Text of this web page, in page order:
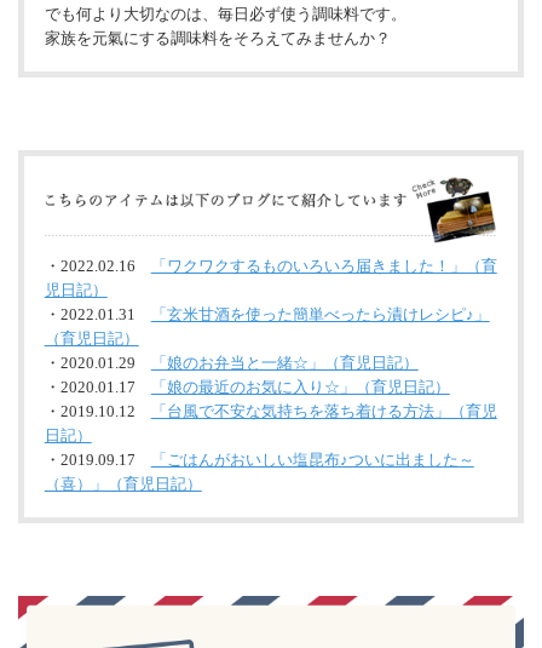
でも何より大切なのは、毎日必ず使う調味料です。
家族を元氣にする調味料をそろえてみませんか？
・2022.02.16
「ワクワクするものいろいろ届きました！」（育
児日記）
・2022.01.31
「玄米甘酒を使った簡単べったら漬けレシピ♪」
（育児日記）
・2020.01.29
「娘のお弁当と一緒☆」（育児日記）
・2020.01.17
「娘の最近のお気に入り☆」（育児日記）
・2019.10.12
「台風で不安な気持ちを落ち着ける方法」（育児
日記）
・2019.09.17
「ごはんがおいしい塩昆布♪ついに出ました～
（喜）」（育児日記）